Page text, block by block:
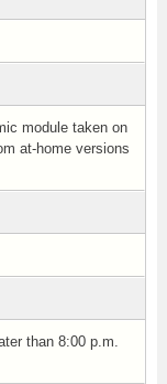
module taken on
at-home versions
than 8:00 p.m.